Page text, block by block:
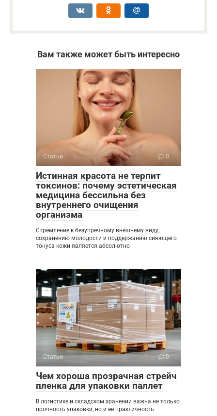
Вам также может быть интересно
Статьи 0
Истинная красота не терпит
токсинов: почему эстетическая
медицина бессильна без
внутреннего очищения
организма
Стремление к безупречному внешнему виду,
сохранению молодости и поддержанию сияющего
тонуса кожи является абсолютно
Статьи 0
Чем хороша прозрачная стрейч
пленка для упаковки паллет
В логистике и складском хранении важна не только
прочность упаковки, но и её практичность